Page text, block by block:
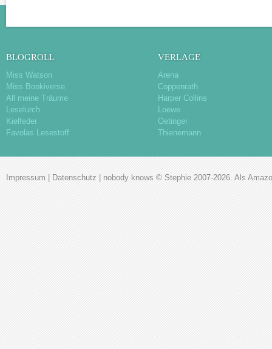
BLOGROLL
Miss Watson
Miss Bookiverse
All meine Träume
Leselurch
Kielfeder
Favolas Lesestoff
VERLAGE
Arena
Coppenrath
Harper Collins
Loewe
Oetinger
Thienemann
Impressum Datenschutz nobody knows © Stephie 2007-2026. Als